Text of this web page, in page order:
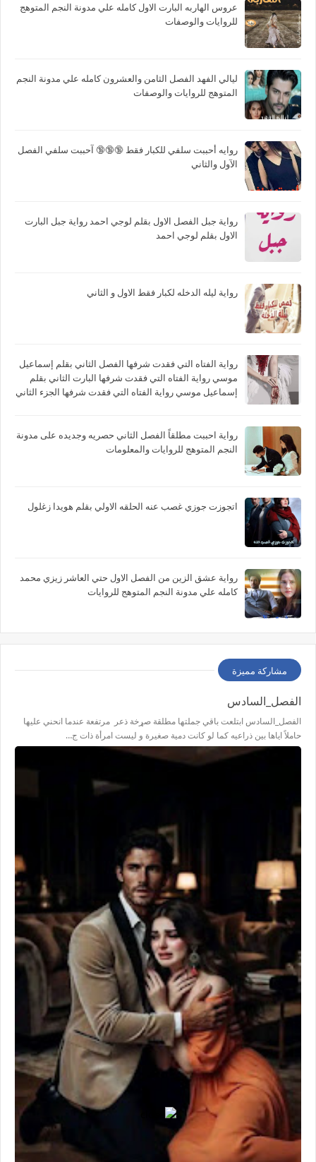
عروس الهاربه البارت الاول كامله علي مدونة النجم المتوهج
للروايات والوصفات
ليالي الفهد الفصل الثامن والعشرون كامله علي مدونة النجم
المتوهج للروايات والوصفات
روايه أحببت سلفي للكبار فقط 🔞🔞🔞 آحببت سلفي الفصل
الآول والثاني
رواية جبل الفصل الاول بقلم لوجي احمد رواية جبل البارت
الاول بقلم لوجي احمد
رواية ليله الدخله لكبار فقط الاول و الثاني
رواية الفتاه التي فقدت شرفها الفصل الثاني بقلم إسماعيل
موسي رواية الفتاه التي فقدت شرفها البارت الثاني بقلم
إسماعيل موسي رواية الفتاه التي فقدت شرفها الجزء الثاني
رواية احببت مطلقاً الفصل الثاني حصريه وجديده على مدونة
النجم المتوهج للروايات والمعلومات
اتجوزت جوزي غصب عنه الحلقه الاولي بقلم هويدا زغلول
رواية عشق الزين من الفصل الاول حتي العاشر زيزي محمد
كامله علي مدونة النجم المتوهج للروايات
مشاركة مميزة
الفصل_السادس
الفصل_السادس ابتلعت باقي جملتها مطلقة صړخة ذعر مرتفعة عندما انحني عليها
حاملاً اياها بين ذراعيه كما لو كانت دمية صغيرة و ليست امرأة ذات ج…